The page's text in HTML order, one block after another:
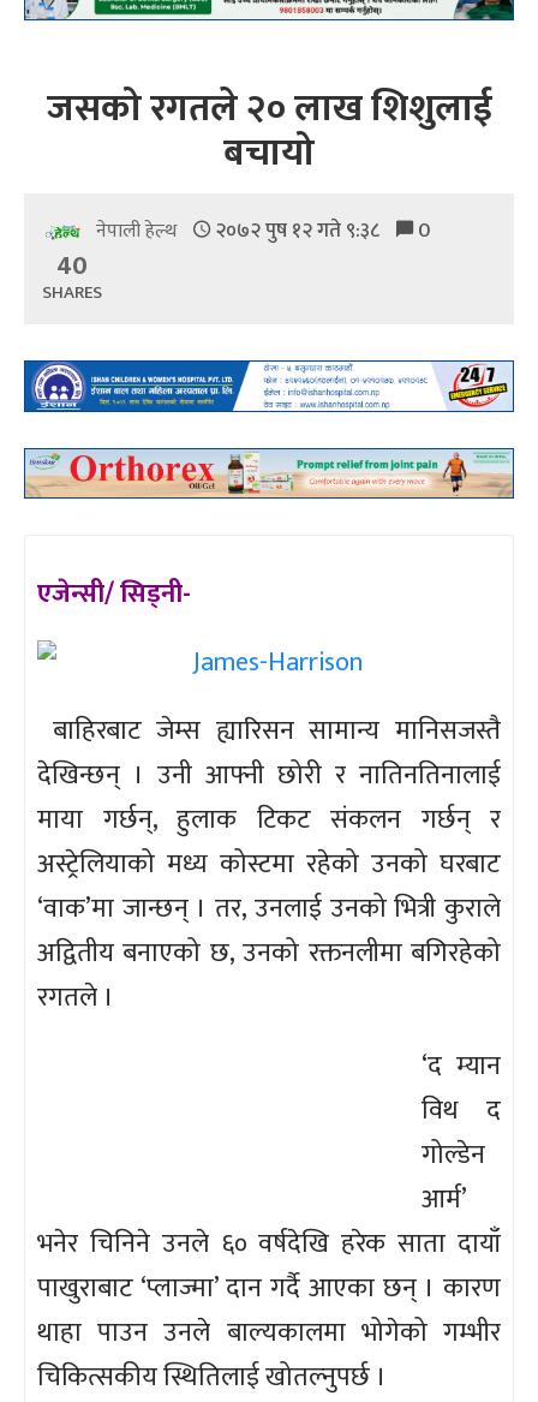
जसको रगतले २० लाख शिशुलाई
बचायो
नेपाली हेल्थ २०७२ पुष १२ गते ९:३८ 0
40
SHARES
एजेन्सी/ सिड्नी-
बाहिरबाट जेम्स ह्यारिसन सामान्य मानिसजस्तै
देखिन्छन् । उनी आफ्नी छोरी र नातिनतिनालाई
माया गर्छन्, हुलाक टिकट संकलन गर्छन् र
अस्ट्रेलियाको मध्य कोस्टमा रहेको उनको घरबाट
‘वाक’मा जान्छन् । तर, उनलाई उनको भित्री कुराले
अद्वितीय बनाएको छ, उनको रक्तनलीमा बगिरहेको
रगतले ।
‘द म्यान
विथ द
गोल्डेन
आर्म’
भनेर चिनिने उनले ६० वर्षदेखि हरेक साता दायाँ
पाखुराबाट ‘प्लाज्मा’ दान गर्दै आएका छन् । कारण
थाहा पाउन उनले बाल्यकालमा भोगेको गम्भीर
चिकित्सकीय स्थितिलाई खोतल्नुपर्छ ।